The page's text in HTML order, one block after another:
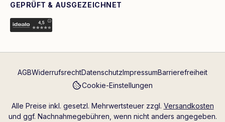
GEPRÜFT & AUSGEZEICHNET
AGBWiderrufsrechtDatenschutzImpressumBarrierefreiheit
Cookie-Einstellungen
Alle Preise inkl. gesetzl. Mehrwertsteuer zzgl. Versandkosten
und ggf. Nachnahmegebühren, wenn nicht anders angegeben.